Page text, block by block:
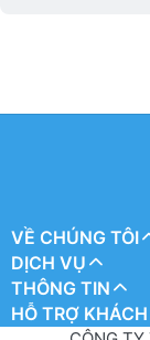
VỀ CHÚNG TÔI
DỊCH VỤ
THÔNG TIN
HỖ TRỢ